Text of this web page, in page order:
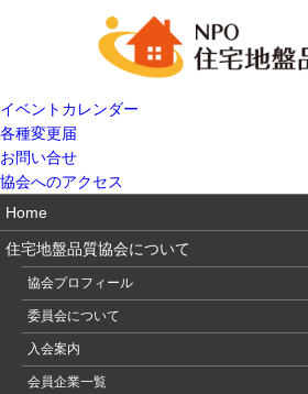
イベントカレンダー
各種変更届
お問い合せ
協会へのアクセス
Home
住宅地盤品質協会について
協会プロフィール
委員会について
入会案内
会員企業一覧
住品協だよりvol.14発行
住品協だよりvol.14を発行しました。協
発送となります。